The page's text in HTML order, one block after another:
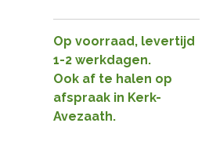
Op voorraad, levertijd
1-2 werkdagen.
Ook af te halen op
afspraak in Kerk-
Avezaath.